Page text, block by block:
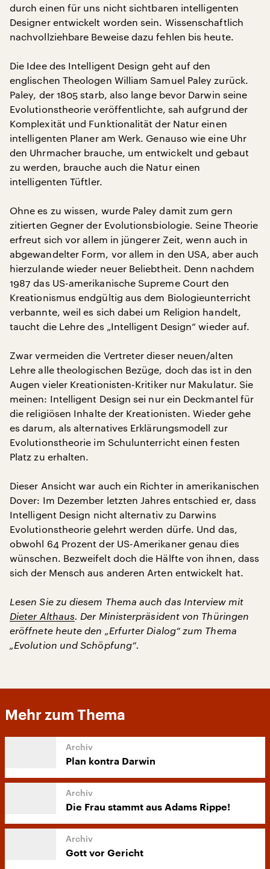
durch einen für uns nicht sichtbaren intelligenten
Designer entwickelt worden sein. Wissenschaftlich
nachvollziehbare Beweise dazu fehlen bis heute.
Die Idee des Intelligent Design geht auf den
englischen Theologen William Samuel Paley zurück.
Paley, der 1805 starb, also lange bevor Darwin seine
Evolutionstheorie veröffentlichte, sah aufgrund der
Komplexität und Funktionalität der Natur einen
intelligenten Planer am Werk. Genauso wie eine Uhr
den Uhrmacher brauche, um entwickelt und gebaut
zu werden, brauche auch die Natur einen
intelligenten Tüftler.
Ohne es zu wissen, wurde Paley damit zum gern
zitierten Gegner der Evolutionsbiologie. Seine Theorie
erfreut sich vor allem in jüngerer Zeit, wenn auch in
abgewandelter Form, vor allem in den USA, aber auch
hierzulande wieder neuer Beliebtheit. Denn nachdem
1987 das US-amerikanische Supreme Court den
Kreationismus endgültig aus dem Biologieunterricht
verbannte, weil es sich dabei um Religion handelt,
taucht die Lehre des „Intelligent Design“ wieder auf.
Zwar vermeiden die Vertreter dieser neuen/alten
Lehre alle theologischen Bezüge, doch das ist in den
Augen vieler Kreationisten-Kritiker nur Makulatur. Sie
meinen: Intelligent Design sei nur ein Deckmantel für
die religiösen Inhalte der Kreationisten. Wieder gehe
es darum, als alternatives Erklärungsmodell zur
Evolutionstheorie im Schulunterricht einen festen
Platz zu erhalten.
Dieser Ansicht war auch ein Richter in amerikanischen
Dover: Im Dezember letzten Jahres entschied er, dass
Intelligent Design nicht alternativ zu Darwins
Evolutionstheorie gelehrt werden dürfe. Und das,
obwohl 64 Prozent der US-Amerikaner genau dies
wünschen. Bezweifelt doch die Hälfte von ihnen, dass
sich der Mensch aus anderen Arten entwickelt hat.
Lesen Sie zu diesem Thema auch das Interview mit
Dieter Althaus. Der Ministerpräsident von Thüringen
eröffnete heute den „Erfurter Dialog“ zum Thema
„Evolution und Schöpfung“.
Mehr zum Thema
Plan kontra Darwin
Die Frau stammt aus Adams Rippe!
Gott vor Gericht